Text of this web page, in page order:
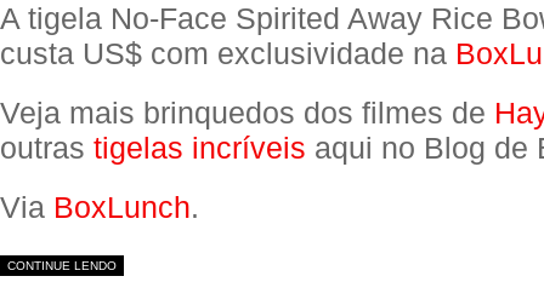
A tigela No-Face Spirited Away Rice
custa US$ com exclusividade na
Veja mais brinquedos dos filmes de
outras tigelas incríveis aqui no Blog de
Via BoxLunch.
CONTINUE LENDO